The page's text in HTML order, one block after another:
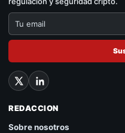
REDACCION
Sobre nosotros